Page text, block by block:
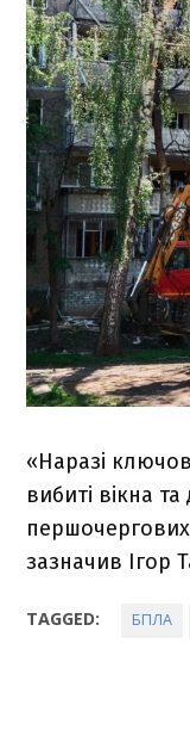
«Наразі
вибиті вікна
першочергових
зазначив Ігор
TAGGED: БПЛА